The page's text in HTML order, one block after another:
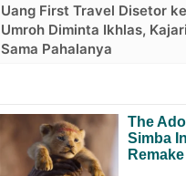
Uang First Travel Disetor
Umroh Diminta Ikhlas,
Sama Pahalanya